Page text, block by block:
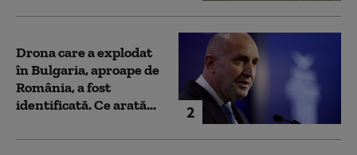
2
Drona care a explodat
în Bulgaria, aproape de
România, a fost
identificată. Ce arată...